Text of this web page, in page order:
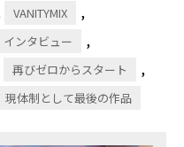
VANITYMIX ,
インタビュー ,
再びゼロからスタート ,
現体制として最後の作品